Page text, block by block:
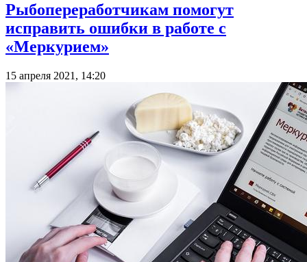
Рыбопереработчикам помогут
исправить ошибки в работе с
«Меркурием»
15 апреля 2021, 14:20